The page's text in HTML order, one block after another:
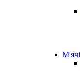
М'ячі